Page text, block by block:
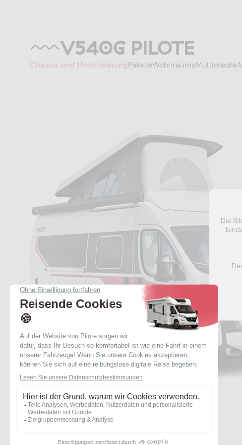
Chassis und MotorisierungPaketeWohnraumsMultimedia
V540G PILOTE
Die
Preis
4
5
Nachname *
Telefonnummer *
Händler *
Möchten Sie eine Finanzierung
Ja, ich stimme der